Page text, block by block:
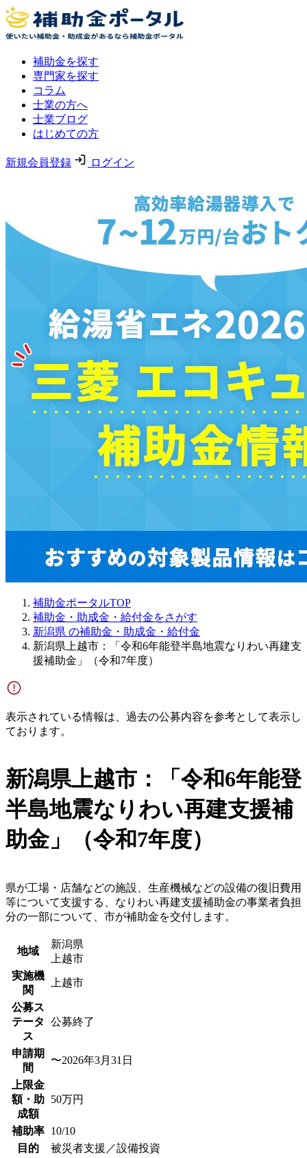
補助金を探す
専門家を探す
コラム
士業の方へ
士業ブログ
はじめての方
新規会員登録 ログイン
補助金ポータルTOP
補助金・助成金・給付金をさがす
新潟県 の補助金・助成金・給付金
新潟県上越市：「令和6年能登半島地震なりわい再建支
援補助金」（令和7年度）
表示されている情報は、過去の公募内容を参考として表示し
ております。
新潟県上越市：「令和6年能登
半島地震なりわい再建支援補
助金」（令和7年度）
県が工場・店舗などの施設、生産機械などの設備の復旧費用
等について支援する、なりわい再建支援補助金の事業者負担
分の一部について、市が補助金を交付します。
地域
新潟県
上越市
実施機
関
上越市
公募ス
テータ
ス
公募終了
申請期
間
〜2026年3月31日
上限金
額・助
成額
50万円
補助率
10/10
目的
被災者支援／設備投資